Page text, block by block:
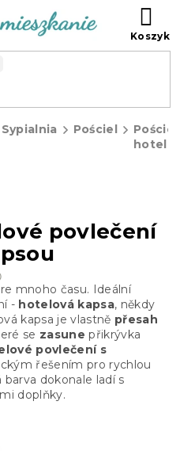
Sypialnia Pościel
Pościel
povlečení
mnoho času. Ideální
- hotelová kapsa, někdy
kapsa je vlastně přesah
se zasune přikrývka
povlečení s
řešením pro rychlou
dokonale ladí s
doplňky.